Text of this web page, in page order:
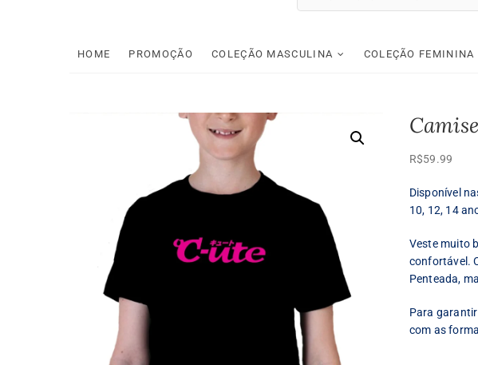
HOME PROMOÇÃO COLEÇÃO MASCULINA COLEÇÃO FEMININA
R$59.99
Disponível
10, 12, 14
Veste muito
confortável.
Penteada,
Para
com as